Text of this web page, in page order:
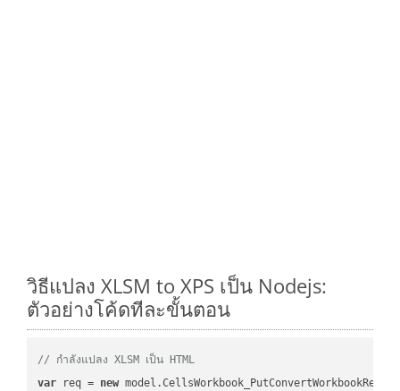
วิธีแปลง XLSM to XPS เป็น Nodejs:
ตัวอย่างโค้ดทีละขั้นตอน
// กำลังแปลง XLSM เป็น HTML
var req = new